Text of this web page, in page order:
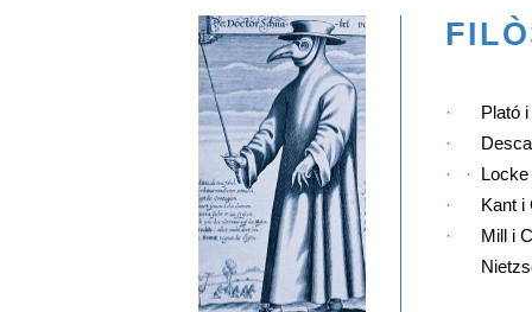
·
·
·
·
·
·
Plató
Kant i
Mill i